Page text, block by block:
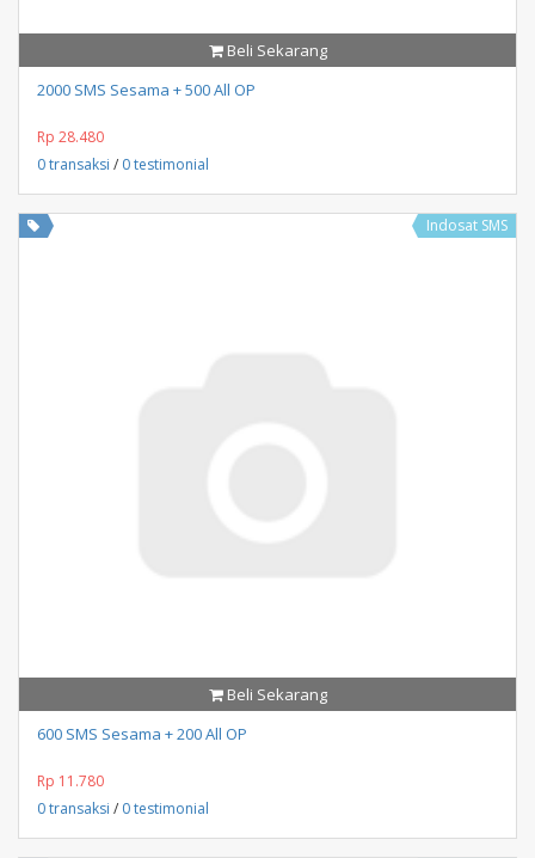
Beli Sekarang
2000 SMS Sesama + 500 All OP
Rp 28.480
0 transaksi / 0 testimonial
Indosat SMS
Beli Sekarang
600 SMS Sesama + 200 All OP
Rp 11.780
0 transaksi / 0 testimonial